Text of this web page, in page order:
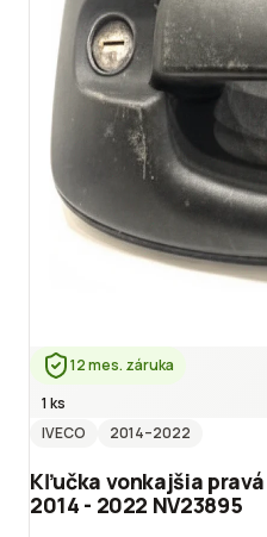
12 mes. záruka
1 ks
IVECO
2014–2022
Kľučka vonkajšia pravá
2014 - 2022 NV23895